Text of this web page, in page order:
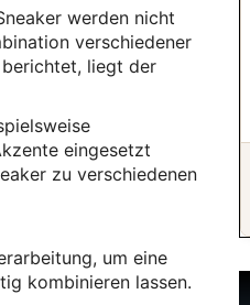
werden nicht
verschiedener
liegt der
eingesetzt
zu verschiedenen
um eine
kombinieren lassen.